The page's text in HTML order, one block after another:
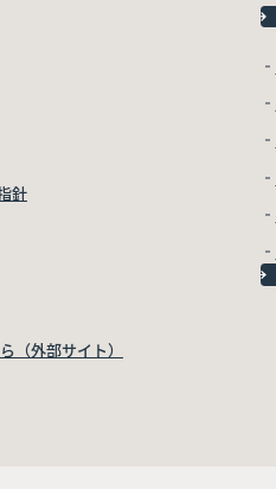
針
（外部サイト）